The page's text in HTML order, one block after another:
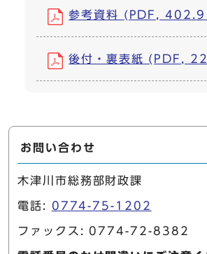
参考資料 (PDF,
後付・裏表紙 (PDF,
お問い合わせ
木津川市総務部財政課
電話: 0774-75-1202
ファックス: 0774-72-8382